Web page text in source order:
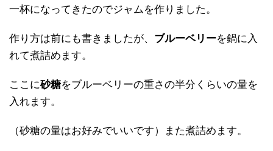
一杯になってきたのでジャムを作りました。
作り方は前にも書きましたが、 ブルーベリーを鍋に入
れて煮詰めます。
ここに砂糖をブルーベリーの重さの半分くらいの量を
入れます。
（砂糖の量はお好みでいいです）また煮詰めます。